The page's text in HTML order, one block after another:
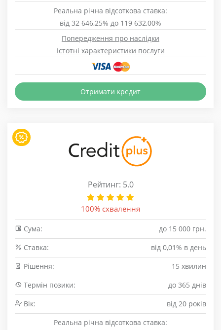
Реальна річна відсоткова ставка:
від 32 646,25% до 119 632,00%
Попередження про наслідки
Істотні характеристики послуги
Отримати кредит
Рейтинг: 5.0
100% схвалення
Сума:
до 15 000 грн.
Cтавка:
від 0,01% в день
Рішення:
15 хвилин
Термін позики:
до 365 днів
Вік:
від 20 років
Реальна річна відсоткова ставка: